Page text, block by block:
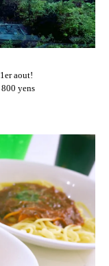
aout!
yens